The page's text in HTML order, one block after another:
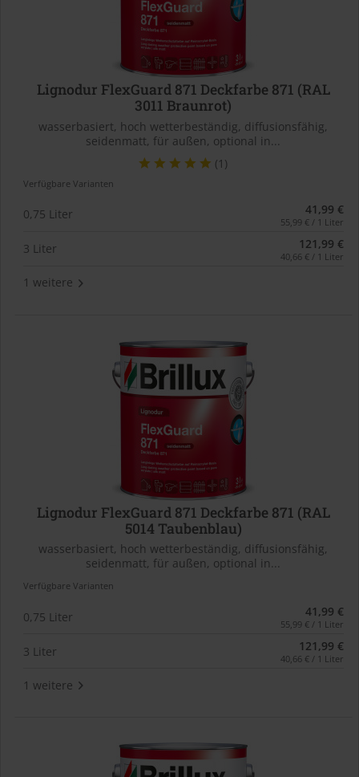
Lignodur FlexGuard 871 Deckfarbe 871 (RAL
3011 Braunrot)
wasserbasiert, hoch wetterbeständig, diffusionsfähig,
seidenmatt, für außen, optional in...
(1)
Verfügbare Varianten
0,75 Liter 41,99 €
55,99 € / 1 Liter
3 Liter 121,99 €
40,66 € / 1 Liter
1 weitere
Lignodur FlexGuard 871 Deckfarbe 871 (RAL
5014 Taubenblau)
wasserbasiert, hoch wetterbeständig, diffusionsfähig,
seidenmatt, für außen, optional in...
Verfügbare Varianten
0,75 Liter 41,99 €
55,99 € / 1 Liter
3 Liter 121,99 €
40,66 € / 1 Liter
1 weitere